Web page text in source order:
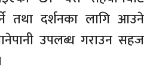
तथा दर्शनका लागि आउने
उपलब्ध गराउन सहज